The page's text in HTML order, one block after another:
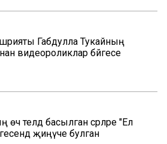
Габдулла Тукайның
видеороликлар бәйгесе
телдә басылган әсәрләре "Ел
җиңүче булган